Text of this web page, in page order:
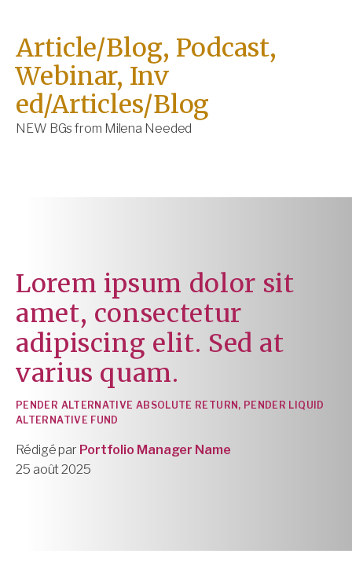
Article/Blog, Podcast,
Webinar, Inv
ed/Articles/Blog
NEW BGs from Milena Needed
Lorem ipsum dolor sit
amet, consectetur
adipiscing elit. Sed at
varius quam.
PENDER ALTERNATIVE ABSOLUTE RETURN, PENDER LIQUID
ALTERNATIVE FUND
Rédigé par Portfolio Manager Name
25 août 2025